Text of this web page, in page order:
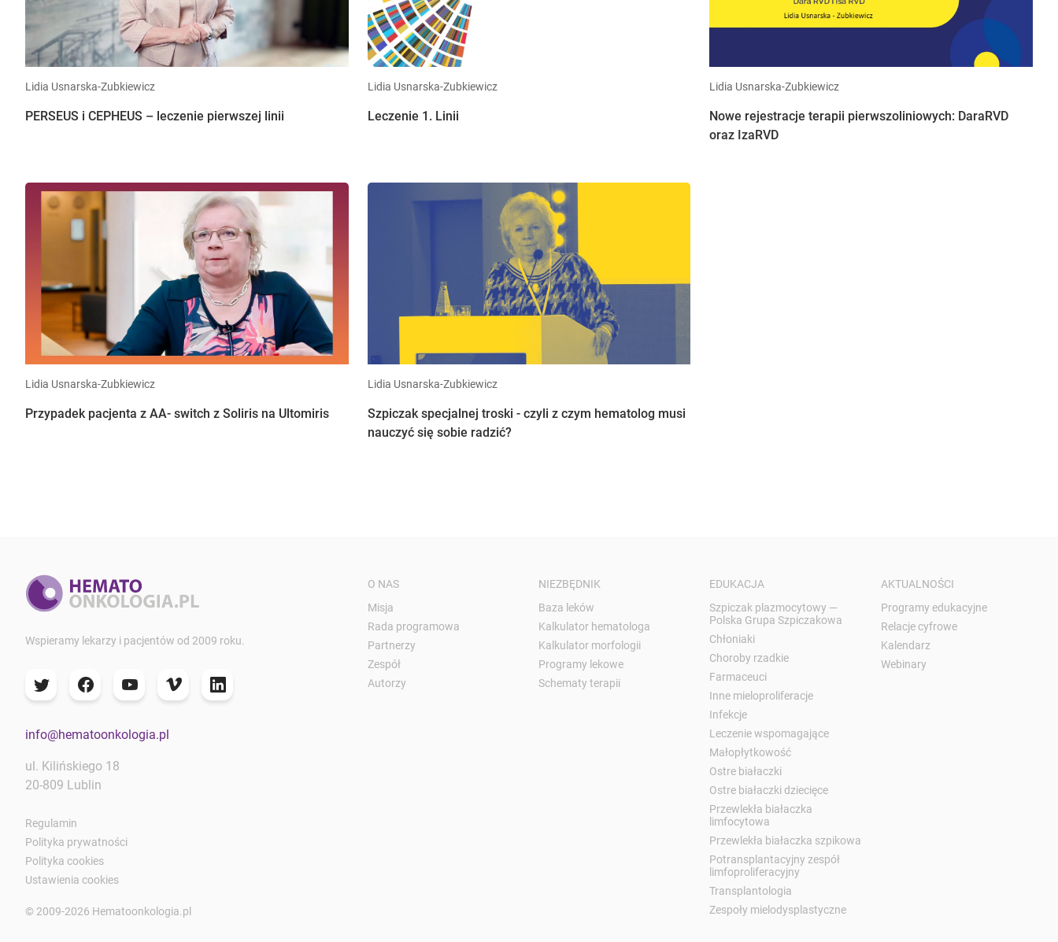
Lidia Usnarska-Zubkiewicz
PERSEUS i CEPHEUS – leczenie pierwszej linii
Lidia Usnarska-Zubkiewicz
Leczenie 1. Linii
Lidia Usnarska-Zubkiewicz
Nowe rejestracje terapii pierwszoliniowych: DaraRVD
oraz IzaRVD
Lidia Usnarska-Zubkiewicz
Przypadek pacjenta z AA- switch z Soliris na Ultomiris
Lidia Usnarska-Zubkiewicz
Szpiczak specjalnej troski - czyli z czym hematolog musi
nauczyć się sobie radzić?
Wspieramy lekarzy i pacjentów od 2009 roku.
info@hematoonkologia.pl
ul. Kilińskiego 18
20-809 Lublin
Regulamin
Polityka prywatności
Polityka cookies
Ustawienia cookies
© 2009-2026 Hematoonkologia.pl
O NAS
Misja
Rada programowa
Partnerzy
Zespół
Autorzy
NIEZBĘDNIK
Baza leków
Kalkulator hematologa
Kalkulator morfologii
Programy lekowe
Schematy terapii
EDUKACJA
Szpiczak plazmocytowy —
Polska Grupa Szpiczakowa
Chłoniaki
Choroby rzadkie
Farmaceuci
Inne mieloproliferacje
Infekcje
Leczenie wspomagające
Małopłytkowość
Ostre białaczki
Ostre białaczki dziecięce
Przewlekła białaczka
limfocytowa
Przewlekła białaczka szpikowa
Potransplantacyjny zespół
limfoproliferacyjny
Transplantologia
Zespoły mielodysplastyczne
AKTUALNOŚCI
Programy edukacyjne
Relacje cyfrowe
Kalendarz
Webinary